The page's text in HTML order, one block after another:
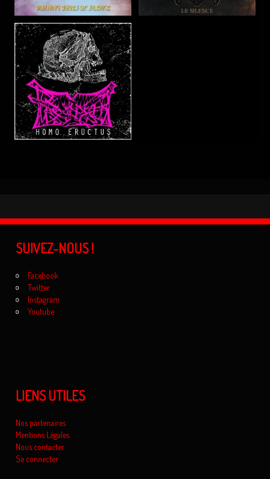
SUIVEZ-NOUS !
Facebook
Twitter
Instagram
Youtube
LIENS UTILES
Nos partenaires
Mentions Légales
Nous contacter
Se connecter